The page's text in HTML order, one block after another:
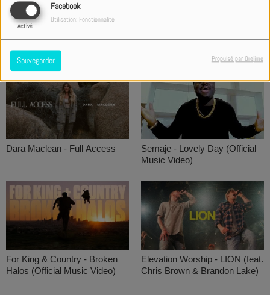
Facebook
Activé
Utilisation: Fonctionnalité
Sauvegarder Propulsé par Orejime
YPWG - Victoire (Official
Video)
Axel Lévi - Et Si feat Y Du V &
Dara Maclean - Full Access
Semaje - Lovely Day (Official
Music Video)
For King & Country - Broken
Halos (Official Music Video)
Elevation Worship - LION (feat.
Chris Brown & Brandon Lake)